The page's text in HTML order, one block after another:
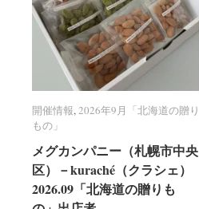
開催情報,2026年9月「北海道の贈り
もの」
メグカンパニー（札幌市中央
区）－kuraché（クラシェ）
2026.09「北海道の贈りも
開催情報 2026年9月「北海道の贈り
もの」
メグカンパニー（札幌市中央
区）－kuraché（クラシェ）
2026.09「北海道の贈りも